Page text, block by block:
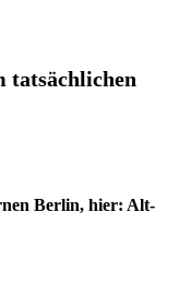
tatsächlichen
Berlin, hier: Alt-